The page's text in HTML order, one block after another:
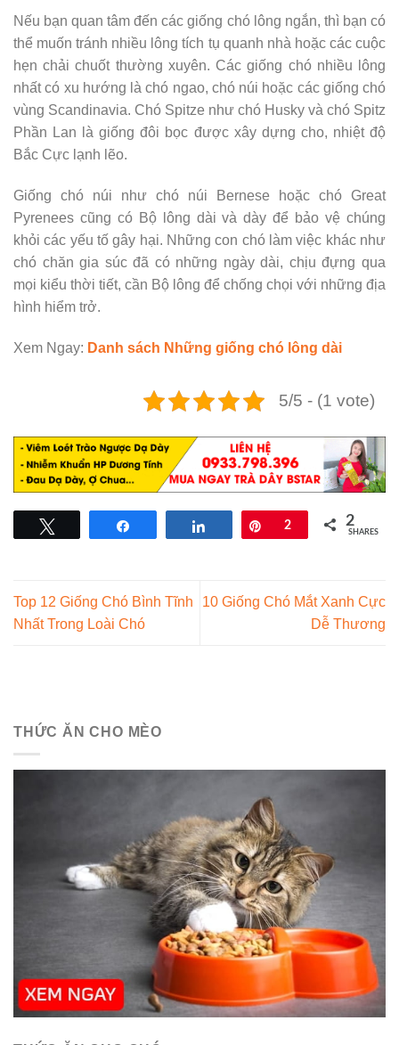
Nếu bạn quan tâm đến các giống chó lông ngắn, thì bạn có
thể muốn tránh nhiều lông tích tụ quanh nhà hoặc các cuộc
hẹn chải chuốt thường xuyên. Các giống chó nhiều lông
nhất có xu hướng là chó ngao, chó núi hoặc các giống chó
vùng Scandinavia. Chó Spitze như chó Husky và chó Spitz
Phần Lan là giống đôi bọc được xây dựng cho, nhiệt độ
Bắc Cực lạnh lẽo.
Giống chó núi như chó núi Bernese hoặc chó Great
Pyrenees cũng có Bộ lông dài và dày để bảo vệ chúng
khỏi các yếu tố gây hại. Những con chó làm việc khác như
chó chăn gia súc đã có những ngày dài, chịu đựng qua
mọi kiểu thời tiết, cần Bộ lông để chống chọi với những địa
hình hiểm trở.
Xem Ngay: Danh sách Những giống chó lông dài
5/5 - (1 vote)
Pin
2 2
SHARES
Top 12 Giống Chó Bình Tĩnh
Nhất Trong Loài Chó
10 Giống Chó Mắt Xanh Cực
Dễ Thương
THỨC ĂN CHO MÈO